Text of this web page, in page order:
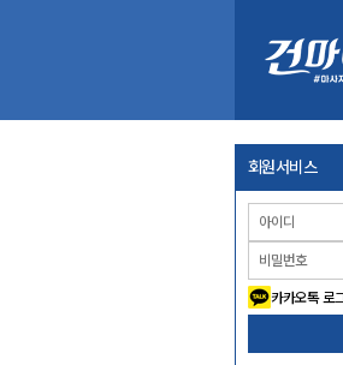
회원서비스
카카오톡 로